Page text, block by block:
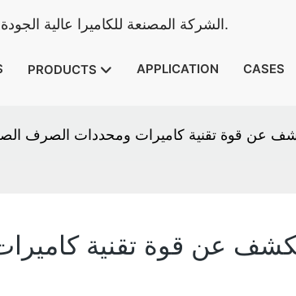
Camera Vicam - الشركة المصنعة للكاميرا عالية الجودة للتفتيش المجاري منذ عام 2010.
PRODUCTS APPLICATION CASES
عن قوة تقنية كاميرات ومحددات الصرف
الكشف عن قوة تقنية